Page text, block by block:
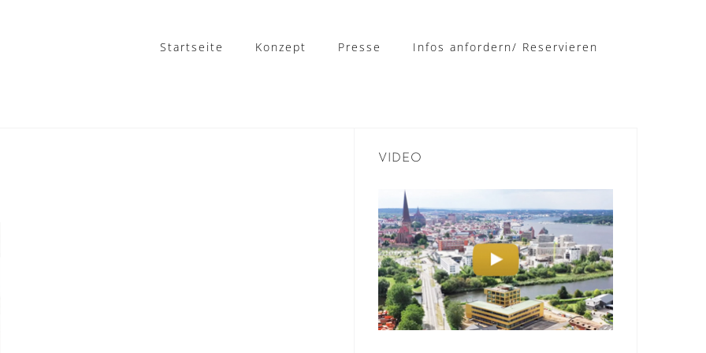
Startseite Konzept Presse Infos anfordern/ Reservieren
VIDEO